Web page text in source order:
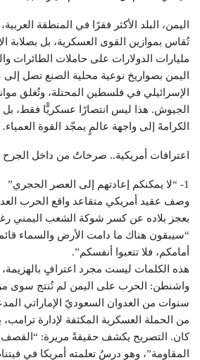
اليمن، البلد الأكثر فقرًا في المنطقة
تُقاس بموازين القوى العسكرية، بل بصلابة
مليارات الدولارات على حاملات الطائرات
اليمن بصواريخ نوعية محلية الصنع تصل
الإسرائيلي في فلسطين المحتلة، وتُغلق
الجيوش. هذا ليس انتصارًا عسكريًّا فقط، بل
الكرامةَ إلى واجهة عالمٍ يمجّد القوة العمياء.
اعترافات أمريكية.. صرخاتٌ من داخل الجرح
1- “لا يمكنكم إعادتهم إلى العصر الحجري”
وصف عقيد أمريكي متقاعد واقع الحرب
بعجز بلاده عن كسر شوكة الشعب اليمني
“سيبقون هناك ما دامت الأرض والسماء
أمامكم، فلا تتعبوا أنفسكم”.
هذه الكلمات ليست مجرد اعترافٍ
من الحملة العسكرية المكثفة لإدارة
كان. التصريح يكشف حقيقةً مريرة: “القصف
المقاومة”، وهو درسٌ تعلمته أمريكا في